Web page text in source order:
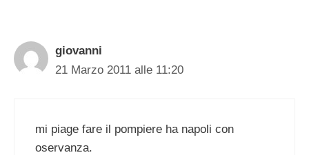
giovanni
21 Marzo 2011 alle 11:20
mi piage fare il pompiere ha napoli con
oservanza.